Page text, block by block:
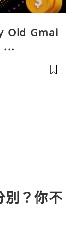
Old Gmai
...
別？你不